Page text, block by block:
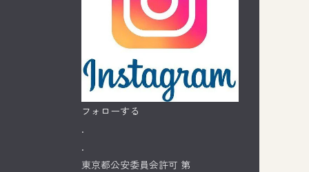
フォローする
.
.
東京都公安委員会許可 第